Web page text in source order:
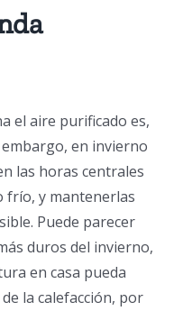
el aire purificado es,
en invierno
las horas centrales
frío, y mantenerlas
Puede parecer
duros del invierno,
en casa pueda
la calefacción, por